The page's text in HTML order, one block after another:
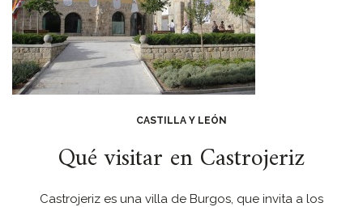
CASTILLA Y LEÓN
Qué visitar en Castrojeriz
Castrojeriz es una villa de Burgos, que invita a los